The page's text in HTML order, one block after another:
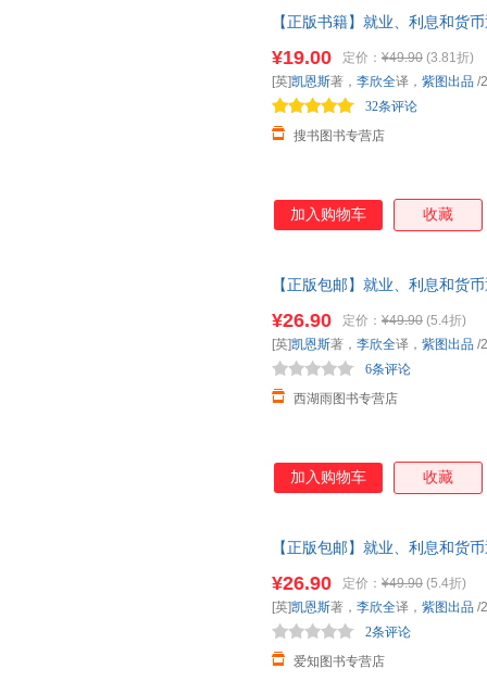
业、利息和货币通论》”作为“
【正版书籍】就业、利息和货
¥19.00 定价： ¥49.90 (3.81折)
搜书图书专营店
32条评论
[英]凯恩斯著， 李欣全译， 紫图出品 /
加入购物车 收藏
【正版包邮】就业、利息和货
包邮速发 假一罚十
¥26.90 定价： ¥49.90 (5.4折)
西湖雨图书专营店
6条评论
[英]凯恩斯著， 李欣全译， 紫图出品 /
加入购物车 收藏
【正版包邮】就业、利息和货
包邮速发 假一罚十
¥26.90 定价： ¥49.90 (5.4折)
爱知图书专营店
2条评论
[英]凯恩斯著， 李欣全译， 紫图出品 /